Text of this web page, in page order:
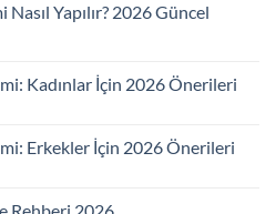
Yapılır? 2026 Güncel
Kadınlar İçin 2026 Önerileri
Erkekler İçin 2026 Önerileri